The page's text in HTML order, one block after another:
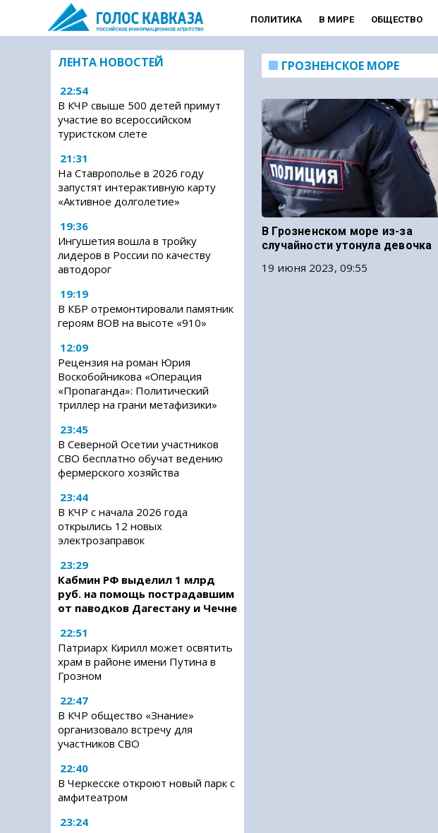
ПОЛИТИКА В МИРЕ ОБЩЕСТВО
ЛЕНТА НОВОСТЕЙ
22:54
В КЧР свыше 500 детей примут
участие во всероссийском
туристском слете
21:31
На Ставрополье в 2026 году
запустят интерактивную карту
«Активное долголетие»
19:36
Ингушетия вошла в тройку
лидеров в России по качеству
автодорог
19:19
В КБР отремонтировали памятник
героям ВОВ на высоте «910»
12:09
Рецензия на роман Юрия
Воскобойникова «Операция
«Пропаганда»: Политический
триллер на грани метафизики»
23:45
В Северной Осетии участников
СВО бесплатно обучат ведению
фермерского хозяйства
23:44
В КЧР с начала 2026 года
открылись 12 новых
электрозаправок
23:29
Кабмин РФ выделил 1 млрд
руб. на помощь пострадавшим
от паводков Дагестану и Чечне
22:51
Патриарх Кирилл может освятить
храм в районе имени Путина в
Грозном
22:47
В КЧР общество «Знание»
организовало встречу для
участников СВО
22:40
В Черкесске откроют новый парк с
амфитеатром
23:24
ГРОЗНЕНСКОЕ МОРЕ
В Грозненском море из-за
случайности утонула девочка
19 июня 2023, 09:55